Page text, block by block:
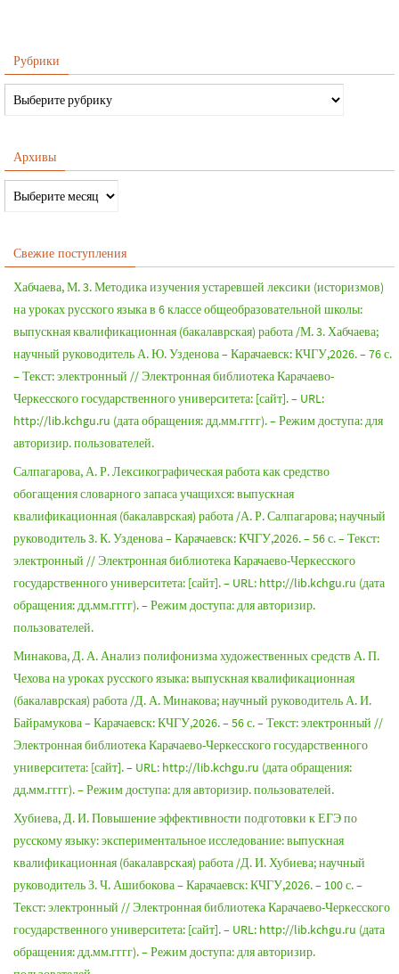
Рубрики
Архивы
Свежие поступления
Хабчаева, М. 3. Методика изучения устаревшей лексики (историзмов)
на уроках русского языка в 6 классе общеобразовательной школы:
выпускная квалификационная (бакалаврская) работа /М. 3. Хабчаева;
научный руководитель А. Ю. Узденова – Карачаевск: КЧГУ,2026. – 76 с.
– Текст: электронный // Электронная библиотека Карачаево-
Черкесского государственного университета: [сайт]. – URL:
http://lib.kchgu.ru (дата обращения: дд.мм.гггг). – Режим доступа: для
авторизир. пользователей.
Салпагарова, А. Р. Лексикографическая работа как средство
обогащения словарного запаса учащихся: выпускная
квалификационная (бакалаврская) работа /А. Р. Салпагарова; научный
руководитель 3. К. Узденова – Карачаевск: КЧГУ,2026. – 56 с. – Текст:
электронный // Электронная библиотека Карачаево-Черкесского
государственного университета: [сайт]. – URL: http://lib.kchgu.ru (дата
обращения: дд.мм.гггг). – Режим доступа: для авторизир.
пользователей.
Минакова, Д. А. Анализ полифонизма художественных средств А. П.
Чехова на уроках русского языка: выпускная квалификационная
(бакалаврская) работа /Д. А. Минакова; научный руководитель А. И.
Байрамукова – Карачаевск: КЧГУ,2026. – 56 с. – Текст: электронный //
Электронная библиотека Карачаево-Черкесского государственного
университета: [сайт]. – URL: http://lib.kchgu.ru (дата обращения:
дд.мм.гггг). – Режим доступа: для авторизир. пользователей.
Хубиева, Д. И. Повышение эффективности подготовки к ЕГЭ по
русскому языку: экспериментальное исследование: выпускная
квалификационная (бакалаврская) работа /Д. И. Хубиева; научный
руководитель З. Ч. Ашибокова – Карачаевск: КЧГУ,2026. – 100 с. –
Текст: электронный // Электронная библиотека Карачаево-Черкесского
государственного университета: [сайт]. – URL: http://lib.kchgu.ru (дата
обращения: дд.мм.гггг). – Режим доступа: для авторизир.